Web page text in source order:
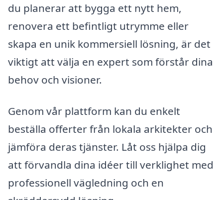
du planerar att bygga ett nytt hem,
renovera ett befintligt utrymme eller
skapa en unik kommersiell lösning, är det
viktigt att välja en expert som förstår dina
behov och visioner.
Genom vår plattform kan du enkelt
beställa offerter från lokala arkitekter och
jämföra deras tjänster. Låt oss hjälpa dig
att förvandla dina idéer till verklighet med
professionell vägledning och en